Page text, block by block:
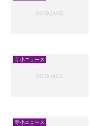
寺小ニュース
寺小ニュース